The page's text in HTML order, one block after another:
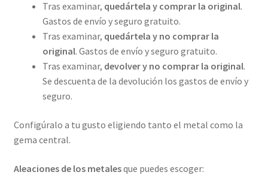
Tras examinar, quedártela y comprar la original.
Gastos de envío y seguro gratuito.
Tras examinar, quedártela y no comprar la
original. Gastos de envío y seguro gratuito.
Tras examinar, devolver y no comprar la original.
Se descuenta de la devolución los gastos de envío y
seguro.
Configúralo a tu gusto eligiendo tanto el metal como la
gema central.
Aleaciones de los metalesque puedes escoger: